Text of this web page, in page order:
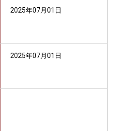
2025年07月01日
2025年07月01日